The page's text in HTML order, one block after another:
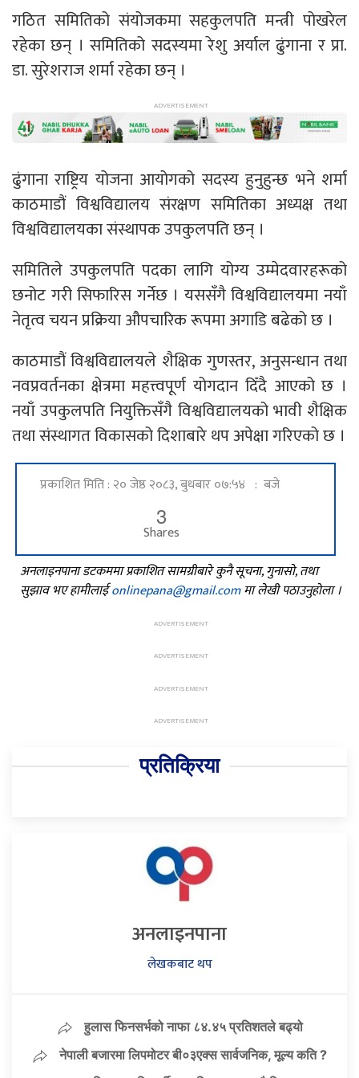
गठित समितिको संयोजकमा सहकुलपति मन्त्री पोखरेल
रहेका छन् । समितिको सदस्यमा रेशु अर्याल ढुंगाना र प्रा.
डा. सुरेशराज शर्मा रहेका छन् ।
ढुंगाना राष्ट्रिय योजना आयोगको सदस्य हुनुहुन्छ भने शर्मा
काठमाडौं विश्वविद्यालय संरक्षण समितिका अध्यक्ष तथा
विश्वविद्यालयका संस्थापक उपकुलपति छन् ।
समितिले उपकुलपति पदका लागि योग्य उम्मेदवारहरूको
छनोट गरी सिफारिस गर्नेछ । यससँगै विश्वविद्यालयमा नयाँ
नेतृत्व चयन प्रक्रिया औपचारिक रूपमा अगाडि बढेको छ ।
काठमाडौं विश्वविद्यालयले शैक्षिक गुणस्तर, अनुसन्धान तथा
नवप्रवर्तनका क्षेत्रमा महत्त्वपूर्ण योगदान दिँदै आएको छ ।
नयाँ उपकुलपति नियुक्तिसँगै विश्वविद्यालयको भावी शैक्षिक
तथा संस्थागत विकासको दिशाबारे थप अपेक्षा गरिएको छ ।
प्रकाशित मिति : २० जेष्ठ २०८३, बुधबार ०७:५४ : बजे
3
Shares
अनलाइनपाना डटकममा प्रकाशित सामग्रीबारे कुनै सूचना, गुनासो, तथा
सुझाव भए हामीलाईonlinepana@gmail.comमा लेखी पठाउनुहोला ।
प्रतिक्रिया
अनलाइनपाना
लेखकबाट थप
हुलास फिनसर्भको नाफा ८४.४५ प्रतिशतले बढ्यो
नेपाली बजारमा लिपमोटर बी०३एक्स सार्वजनिक, मूल्य कति ?